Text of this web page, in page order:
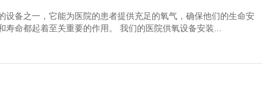
备之一，它能为医院的患者提供充足的氧气，确保他们的生命安
命都起着至关重要的作用。 我们的医院供氧设备安装...